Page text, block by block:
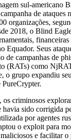
sul-americano
de ataques
organizações,
2018, o Blind
financeiras
Equador. Seus
de campanhas de
(RATs) como
o grupo expandiu
os criminosos
sido corrigida
por agentes
o exploit para
e facilitar o